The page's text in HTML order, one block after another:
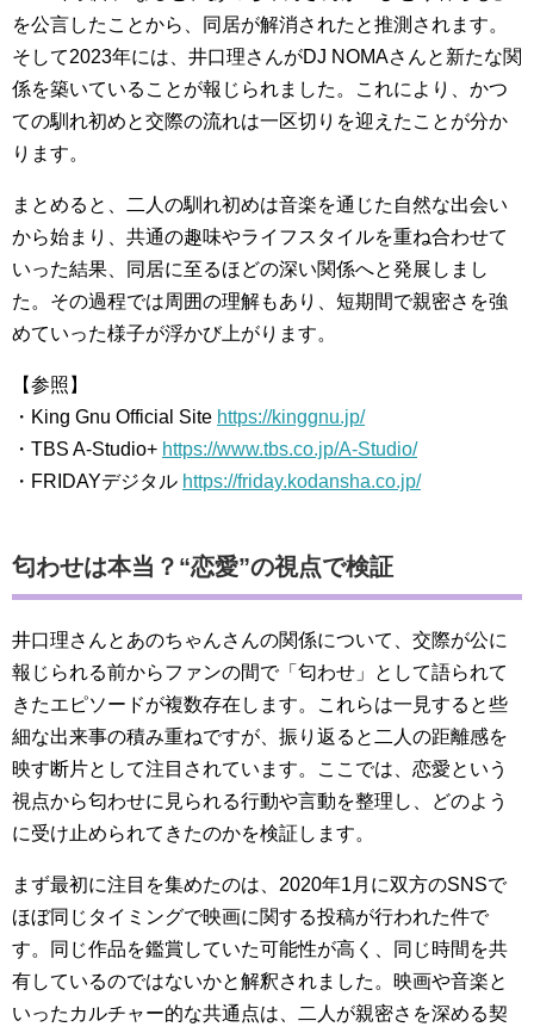
を公言したことから、同居が解消されたと推測されます。
そして2023年には、井口理さんがDJ NOMAさんと新たな関
係を築いていることが報じられました。これにより、かつ
ての馴れ初めと交際の流れは一区切りを迎えたことが分か
ります。
まとめると、二人の馴れ初めは音楽を通じた自然な出会い
から始まり、共通の趣味やライフスタイルを重ね合わせて
いった結果、同居に至るほどの深い関係へと発展しまし
た。その過程では周囲の理解もあり、短期間で親密さを強
めていった様子が浮かび上がります。
【参照】
・King Gnu Official Site https://kinggnu.jp/
・TBS A-Studio+ https://www.tbs.co.jp/A-Studio/
・FRIDAYデジタル https://friday.kodansha.co.jp/
匂わせは本当？“恋愛”の視点で検証
井口理さんとあのちゃんさんの関係について、交際が公に
報じられる前からファンの間で「匂わせ」として語られて
きたエピソードが複数存在します。これらは一見すると些
細な出来事の積み重ねですが、振り返ると二人の距離感を
映す断片として注目されています。ここでは、恋愛という
視点から匂わせに見られる行動や言動を整理し、どのよう
に受け止められてきたのかを検証します。
まず最初に注目を集めたのは、2020年1月に双方のSNSで
ほぼ同じタイミングで映画に関する投稿が行われた件で
す。同じ作品を鑑賞していた可能性が高く、同じ時間を共
有しているのではないかと解釈されました。映画や音楽と
いったカルチャー的な共通点は、二人が親密さを深める契